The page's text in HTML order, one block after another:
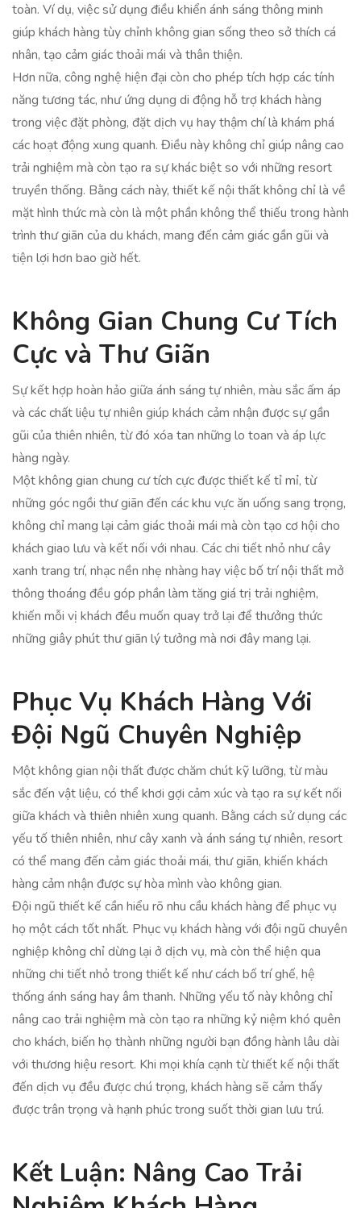
toàn. Ví dụ, việc sử dụng điều khiển ánh sáng thông minh
giúp khách hàng tùy chỉnh không gian sống theo sở thích cá
nhân, tạo cảm giác thoải mái và thân thiện.
Hơn nữa, công nghệ hiện đại còn cho phép tích hợp các tính
năng tương tác, như ứng dụng di động hỗ trợ khách hàng
trong việc đặt phòng, đặt dịch vụ hay thậm chí là khám phá
các hoạt động xung quanh. Điều này không chỉ giúp nâng cao
trải nghiệm mà còn tạo ra sự khác biệt so với những resort
truyền thống. Bằng cách này, thiết kế nội thất không chỉ là về
mặt hình thức mà còn là một phần không thể thiếu trong hành
trình thư giãn của du khách, mang đến cảm giác gần gũi và
tiện lợi hơn bao giờ hết.
Không Gian Chung Cư Tích
Cực và Thư Giãn
Sự kết hợp hoàn hảo giữa ánh sáng tự nhiên, màu sắc ấm áp
và các chất liệu tự nhiên giúp khách cảm nhận được sự gần
gũi của thiên nhiên, từ đó xóa tan những lo toan và áp lực
hàng ngày.
Một không gian chung cư tích cực được thiết kế tỉ mỉ, từ
những góc ngồi thư giãn đến các khu vực ăn uống sang trọng,
không chỉ mang lại cảm giác thoải mái mà còn tạo cơ hội cho
khách giao lưu và kết nối với nhau. Các chi tiết nhỏ như cây
xanh trang trí, nhạc nền nhẹ nhàng hay việc bố trí nội thất mở
thông thoáng đều góp phần làm tăng giá trị trải nghiệm,
khiến mỗi vị khách đều muốn quay trở lại để thưởng thức
những giây phút thư giãn lý tưởng mà nơi đây mang lại.
Phục Vụ Khách Hàng Với
Đội Ngũ Chuyên Nghiệp
Một không gian nội thất được chăm chút kỹ lưỡng, từ màu
sắc đến vật liệu, có thể khơi gợi cảm xúc và tạo ra sự kết nối
giữa khách và thiên nhiên xung quanh. Bằng cách sử dụng các
yếu tố thiên nhiên, như cây xanh và ánh sáng tự nhiên, resort
có thể mang đến cảm giác thoải mái, thư giãn, khiến khách
hàng cảm nhận được sự hòa mình vào không gian.
Đội ngũ thiết kế cần hiểu rõ nhu cầu khách hàng để phục vụ
họ một cách tốt nhất. Phục vụ khách hàng với đội ngũ chuyên
nghiệp không chỉ dừng lại ở dịch vụ, mà còn thể hiện qua
những chi tiết nhỏ trong thiết kế như cách bố trí ghế, hệ
thống ánh sáng hay âm thanh. Những yếu tố này không chỉ
nâng cao trải nghiệm mà còn tạo ra những kỷ niệm khó quên
cho khách, biến họ thành những người bạn đồng hành lâu dài
với thương hiệu resort. Khi mọi khía cạnh từ thiết kế nội thất
đến dịch vụ đều được chú trọng, khách hàng sẽ cảm thấy
được trân trọng và hạnh phúc trong suốt thời gian lưu trú.
Kết Luận: Nâng Cao Trải